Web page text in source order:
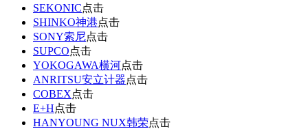
SEKONIC点击
SHINKO神港点击
SONY索尼点击
SUPCO点击
YOKOGAWA横河点击
ANRITSU安立计器点击
COBEX点击
E+H点击
HANYOUNG NUX韩荣点击